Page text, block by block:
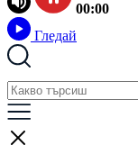
00:00
Гледай